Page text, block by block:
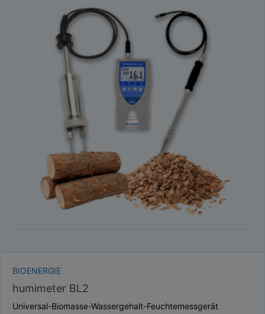
BIOENERGIE
humimeter BL2
Universal-Biomasse-Wassergehalt-Feuchtemessgerät